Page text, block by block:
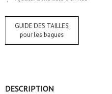
GUIDE DES TAILLES
pour les bagues
DESCRIPTION